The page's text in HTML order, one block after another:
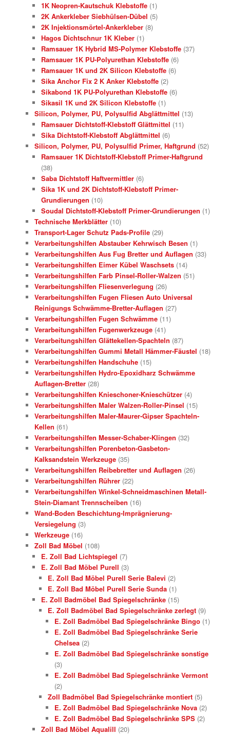
1K Neopren-Kautschuk Klebstoffe (1)
2K Ankerkleber Siebhülsen-Dübel (5)
2K Injektionsmörtel-Ankerkleber (8)
Hagos Dichtschnur 1K Kleber (1)
Ramsauer 1K Hybrid MS-Polymer Klebstoffe (37)
Ramsauer 1K PU-Polyurethan Klebstoffe (6)
Ramsauer 1K und 2K Silicon Klebstoffe (6)
Sika Anchor Fix 2 K Anker Klebstoffe (2)
Sikabond 1K PU-Polyurethan Klebstoffe (6)
Sikasil 1K und 2K Silicon Klebstoffe (1)
Silicon, Polymer, PU, Polysulfid Abglättmittel (13)
Ramsauer Dichtstoff-Klebstoff Glättmittel (11)
Sika Dichtstoff-Klebstoff Abglättmittel (6)
Silicon, Polymer, PU, Polysulfid Primer, Haftgrund (52)
Ramsauer 1K Dichtstoff-Klebstoff Primer-Haftgrund
(38)
Saba Dichtstoff Haftvermittler (6)
Sika 1K und 2K Dichtstoff-Klebstoff Primer-
Grundierungen (10)
Soudal Dichtstoff-Klebstoff Primer-Grundierungen (1)
Technische Merkblätter (10)
Transport-Lager Schutz Pads-Profile (29)
Verarbeitungshilfen Abstauber Kehrwisch Besen (1)
Verarbeitungshilfen Aus Fug Bretter und Auflagen (33)
Verarbeitungshilfen Eimer Kübel Waschsets (14)
Verarbeitungshilfen Farb Pinsel-Roller-Walzen (51)
Verarbeitungshilfen Fliesenverlegung (26)
Verarbeitungshilfen Fugen Fliesen Auto Universal
Reinigungs Schwämme-Bretter-Auflagen (27)
Verarbeitungshilfen Fugen Schwämme (11)
Verarbeitungshilfen Fugenwerkzeuge (41)
Verarbeitungshilfen Glättekellen-Spachteln (87)
Verarbeitungshilfen Gummi Metall Hämmer-Fäustel (18)
Verarbeitungshilfen Handschuhe (15)
Verarbeitungshilfen Hydro-Epoxidharz Schwämme
Auflagen-Bretter (28)
Verarbeitungshilfen Knieschoner-Knieschützer (4)
Verarbeitungshilfen Maler Walzen-Roller-Pinsel (15)
Verarbeitungshilfen Maler-Maurer-Gipser Spachteln-
Kellen (61)
Verarbeitungshilfen Messer-Schaber-Klingen (32)
Verarbeitungshilfen Porenbeton-Gasbeton-
Kalksandstein Werkzeuge (35)
Verarbeitungshilfen Reibebretter und Auflagen (26)
Verarbeitungshilfen Rührer (22)
Verarbeitungshilfen Winkel-Schneidmaschinen Metall-
Stein-Diamant Trennscheiben (16)
Wand-Boden Beschichtung-Imprägnierung-
Versiegelung (3)
Werkzeuge (16)
Zoll Bad Möbel (108)
E. Zoll Bad Lichtspiegel (7)
E. Zoll Bad Möbel Purell (3)
E. Zoll Bad Möbel Purell Serie Balevi (2)
E. Zoll Bad Möbel Purell Serie Sunda (1)
E. Zoll Badmöbel Bad Spiegelschränke (15)
E. Zoll Badmöbel Bad Spiegelschränke zerlegt (9)
E. Zoll Badmöbel Bad Spiegelschränke Bingo (1)
E. Zoll Badmöbel Bad Spiegelschränke Serie
Chelsea (2)
E. Zoll Badmöbel Bad Spiegelschränke sonstige
(3)
E. Zoll Badmöbel Bad Spiegelschränke Vermont
(2)
Zoll Badmöbel Bad Spiegelschränke montiert (5)
E. Zoll Badmöbel Bad Spiegelschränke Nova (2)
E. Zoll Badmöbel Bad Spiegelschränke SPS (2)
Zoll Bad Möbel Aqualill (20)